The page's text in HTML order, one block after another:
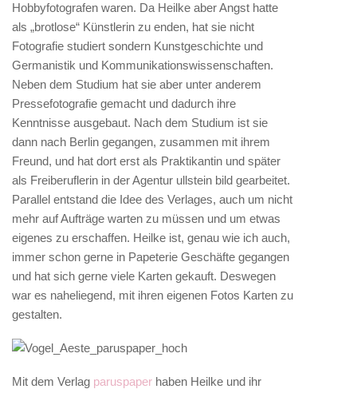
Hobbyfotografen waren. Da Heilke aber Angst hatte
als „brotlose“ Künstlerin zu enden, hat sie nicht
Fotografie studiert sondern Kunstgeschichte und
Germanistik und Kommunikationswissenschaften.
Neben dem Studium hat sie aber unter anderem
Pressefotografie gemacht und dadurch ihre
Kenntnisse ausgebaut. Nach dem Studium ist sie
dann nach Berlin gegangen, zusammen mit ihrem
Freund, und hat dort erst als Praktikantin und später
als Freiberuflerin in der Agentur ullstein bild gearbeitet.
Parallel entstand die Idee des Verlages, auch um nicht
mehr auf Aufträge warten zu müssen und um etwas
eigenes zu erschaffen. Heilke ist, genau wie ich auch,
immer schon gerne in Papeterie Geschäfte gegangen
und hat sich gerne viele Karten gekauft. Deswegen
war es naheliegend, mit ihren eigenen Fotos Karten zu
gestalten.
Mit dem Verlag paruspaper haben Heilke und ihr